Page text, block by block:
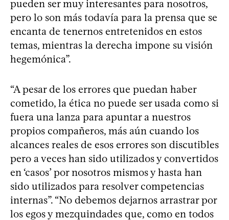
pueden ser muy interesantes para nosotros,
pero lo son más todavía para la prensa que se
encanta de tenernos entretenidos en estos
temas, mientras la derecha impone su visión
hegemónica”.
“A pesar de los errores que puedan haber
cometido, la ética no puede ser usada como si
fuera una lanza para apuntar a nuestros
propios compañeros, más aún cuando los
alcances reales de esos errores son discutibles
pero a veces han sido utilizados y convertidos
en ‘casos’ por nosotros mismos y hasta han
sido utilizados para resolver competencias
internas”. “No debemos dejarnos arrastrar por
los egos y mezquindades que, como en todos